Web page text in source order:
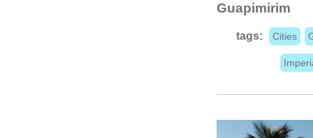
Guapimirim
tags: Cities